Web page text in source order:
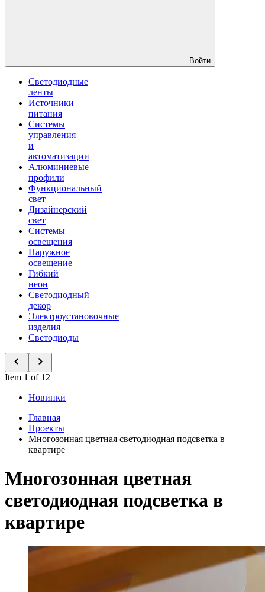
Войти
Светодиодные
ленты
Источники
питания
Системы
управления
и
автоматизации
Алюминиевые
профили
Функциональный
свет
Дизайнерский
свет
Системы
освещения
Наружное
освещение
Гибкий
неон
Светодиодный
декор
Электроустановочные
изделия
Светодиоды
Item 1 of 12
Новинки
Главная
Проекты
Многозонная цветная светодиодная подсветка в
квартире
Многозонная цветная
светодиодная подсветка в
квартире